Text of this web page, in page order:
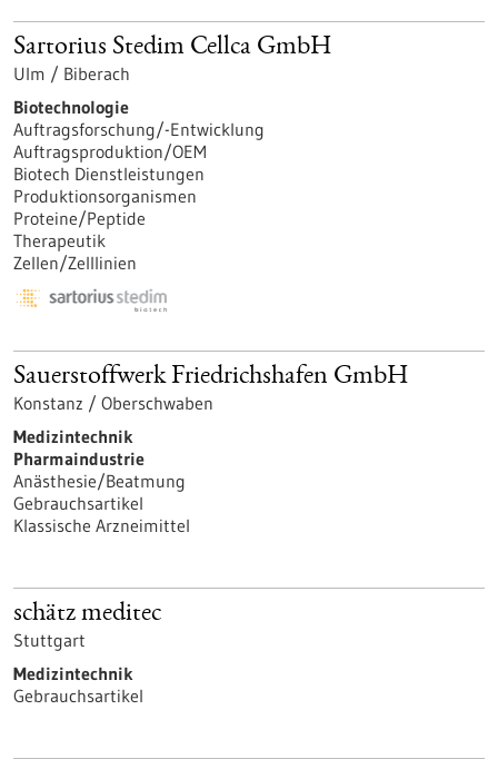
Sartorius Stedim Cellca GmbH
Ulm / Biberach
Biotechnologie
Auftragsforschung/-Entwicklung
Auftragsproduktion/OEM
Biotech Dienstleistungen
Produktionsorganismen
Proteine/Peptide
Therapeutik
Zellen/Zelllinien
Sauerstoffwerk Friedrichshafen GmbH
Konstanz / Oberschwaben
Medizintechnik
Pharmaindustrie
Anästhesie/Beatmung
Gebrauchsartikel
Klassische Arzneimittel
schätz meditec
Stuttgart
Medizintechnik
Gebrauchsartikel